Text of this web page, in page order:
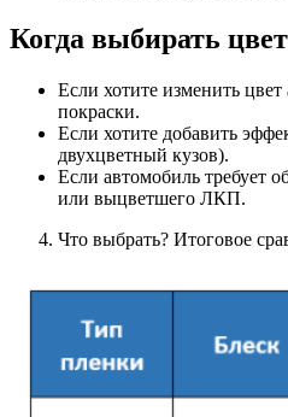
Когда выбирать
Если хотите изменить
покраски.
Если хотите добавить
двухцветный кузов).
Если автомобиль требует
или выцветшего ЛКП.
Что выбрать? Итоговое